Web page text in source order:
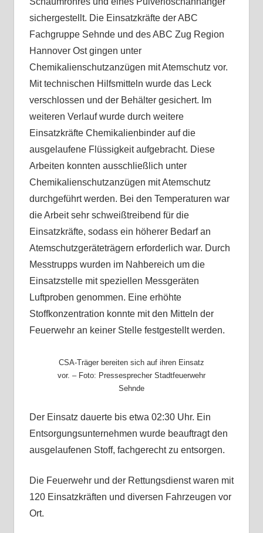
sichergestellt. Die Einsatzkräfte der ABC
Fachgruppe Sehnde und des ABC Zug Region
Hannover Ost gingen unter
Chemikalienschutzanzügen mit Atemschutz vor.
Mit technischen Hilfsmitteln wurde das Leck
verschlossen und der Behälter gesichert. Im
weiteren Verlauf wurde durch weitere
Einsatzkräfte Chemikalienbinder auf die
ausgelaufene Flüssigkeit aufgebracht. Diese
Arbeiten konnten ausschließlich unter
Chemikalienschutzanzügen mit Atemschutz
durchgeführt werden. Bei den Temperaturen war
die Arbeit sehr schweißtreibend für die
Einsatzkräfte, sodass ein höherer Bedarf an
Atemschutzgeräteträgern erforderlich war. Durch
Messtrupps wurden im Nahbereich um die
Einsatzstelle mit speziellen Messgeräten
Luftproben genommen. Eine erhöhte
Stoffkonzentration konnte mit den Mitteln der
Feuerwehr an keiner Stelle festgestellt werden.
CSA-Träger bereiten sich auf ihren Einsatz
vor. – Foto: Pressesprecher Stadtfeuerwehr
Sehnde
Der Einsatz dauerte bis etwa 02:30 Uhr. Ein
Entsorgungsunternehmen wurde beauftragt den
ausgelaufenen Stoff, fachgerecht zu entsorgen.
Die Feuerwehr und der Rettungsdienst waren mit
120 Einsatzkräften und diversen Fahrzeugen vor
Ort.